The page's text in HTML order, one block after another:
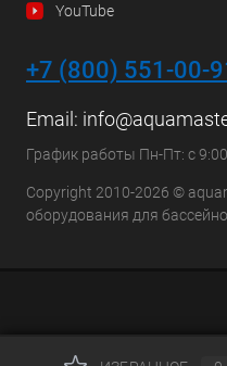
YouTube
+7 (800) 551-00-
Email:
График работы Пн-Пт: с
Copyright 2010-2026 ©
оборудования для